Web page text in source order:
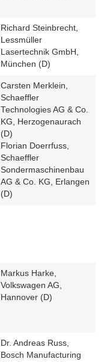
Richard Steinbrecht,
Lessmüller
Lasertechnik GmbH,
München (D)
Carsten Merklein,
Schaeffler
Technologies AG & Co.
KG, Herzogenaurach
(D)
Florian Doerrfuss,
Schaeffler
Sondermaschinenbau
AG & Co. KG, Erlangen
(D)
Markus Harke,
Volkswagen AG,
Hannover (D)
Dr. Andreas Russ,
Bosch Manufacturing